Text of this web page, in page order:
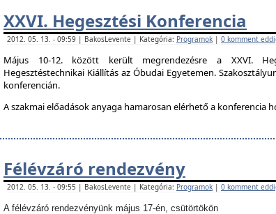
XXVI. Hegesztési Konferencia
2012. 05. 13. - 09:59 | BakosLevente | Kategória: Programok | 0 komment
Május 10-12. között került megrendezésre a XXVI.
Hegesztéstechnikai Kiállítás az Óbudai Egyetemen.
konferencián.
A szakmai előadások anyaga hamarosan elérhető a konferencia
Félévzáró rendezvény
2012. 05. 13. - 09:55 | BakosLevente | Kategória: Programok | 0 komment
A félévzáró rendezvényünk május 17-én, csütörtökön